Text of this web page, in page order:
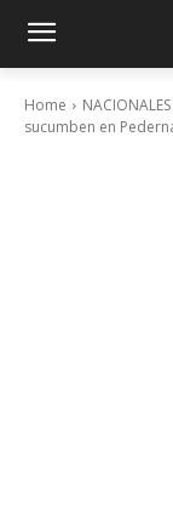
Home NACIONALES
sucumben en